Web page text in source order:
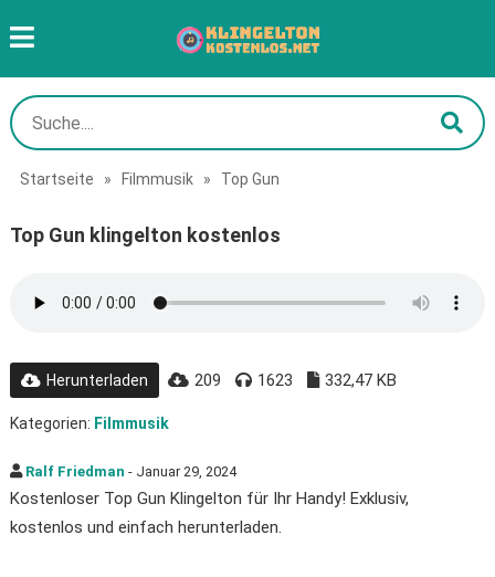
Startseite » Filmmusik » Top Gun
Top Gun klingelton kostenlos
Herunterladen 209 1623 332,47 KB
Kategorien: Filmmusik
Ralf Friedman - Januar 29, 2024
Kostenloser Top Gun Klingelton für Ihr Handy! Exklusiv,
kostenlos und einfach herunterladen.